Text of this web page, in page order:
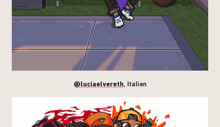
@luciaelvereth Italien